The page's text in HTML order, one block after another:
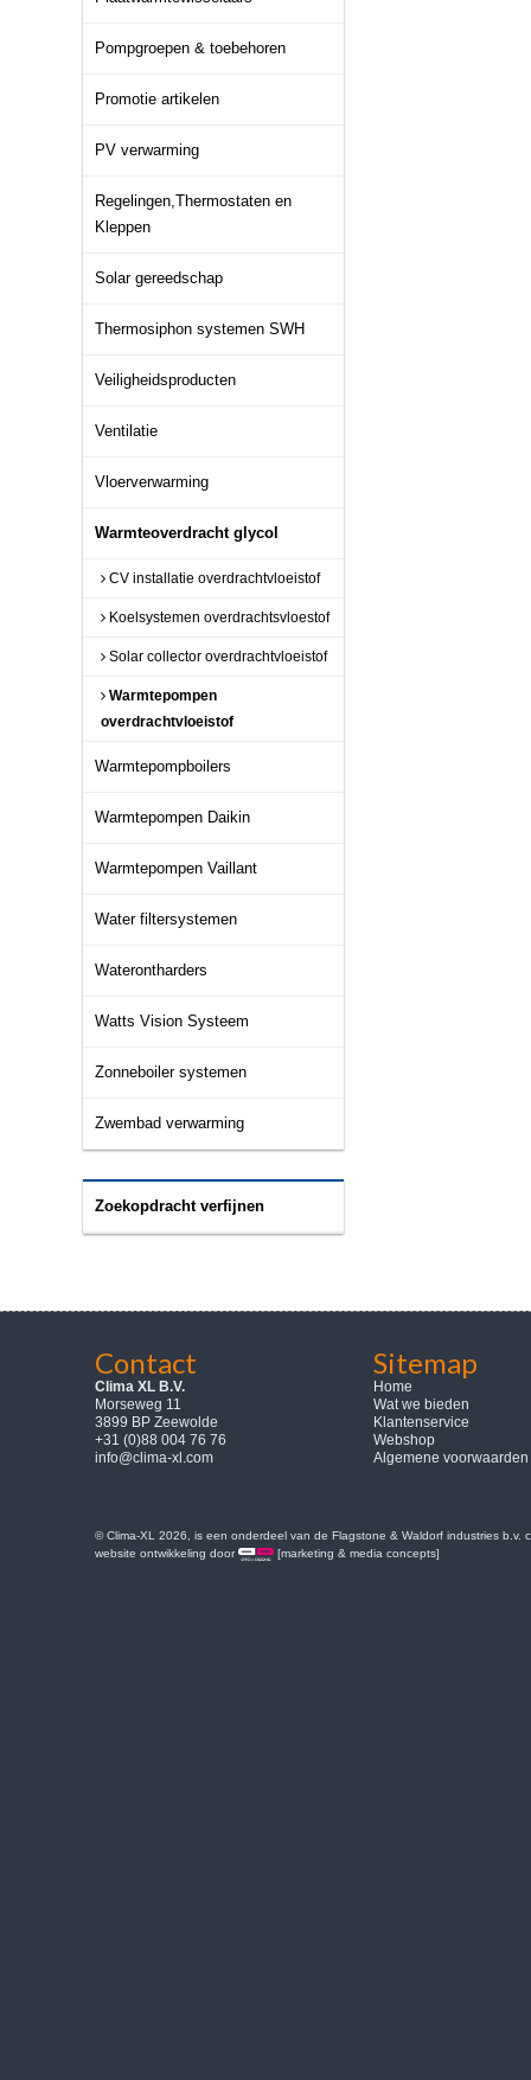
Pompgroepen & toebehoren
Promotie artikelen
PV verwarming
Regelingen,Thermostaten en
Kleppen
Solar gereedschap
Thermosiphon systemen SWH
Veiligheidsproducten
Ventilatie
Vloerverwarming
Warmteoverdracht glycol
CV installatie overdrachtvloeistof
Koelsystemen overdrachtsvloestof
Solar collector overdrachtvloeistof
Warmtepompen
overdrachtvloeistof
Warmtepompboilers
Warmtepompen Daikin
Warmtepompen Vaillant
Water filtersystemen
Waterontharders
Watts Vision Systeem
Zonneboiler systemen
Zwembad verwarming
Zoekopdracht verfijnen
Contact
Clima XL B.V.
Morseweg 11
3899 BP Zeewolde
+31 (0)88 004 76 76
info@clima-xl.com
Sitemap
Home
Wat we bieden
Klantenservice
Webshop
Algemene voorwaarden
© Clima-XL 2026, is een onderdeel van de Flagstone & Waldorf industries b.v.
website ontwikkeling door
[marketing & media concepts]